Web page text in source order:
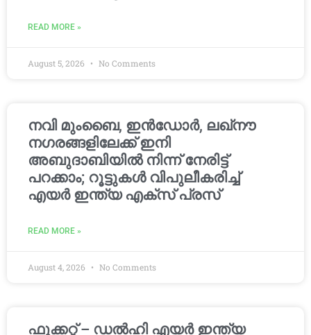
READ MORE »
August 5, 2026 No Comments
നവി മുംബൈ, ഇൻഡോർ, ലഖ്നൗ
നഗരങ്ങളിലേക്ക് ഇനി
അബുദാബിയിൽ നിന്ന് നേരിട്ട്
പറക്കാം; റൂട്ടുകൾ വിപുലീകരിച്ച്
എയർ ഇന്ത്യ എക്സ് പ്രസ്
READ MORE »
August 4, 2026 No Comments
ഫൂക്കറ്റ് – ഡൽഹി എയര്‍ ഇന്ത്യ